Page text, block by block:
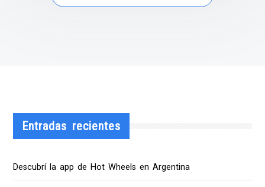
Entradas recientes
Descubrí la app de Hot Wheels en Argentina